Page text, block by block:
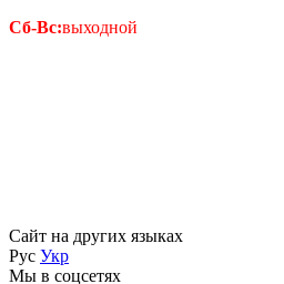
Сб-Вс:выходной
Сайт на других языках
Рус Укр
Мы в соцсетях